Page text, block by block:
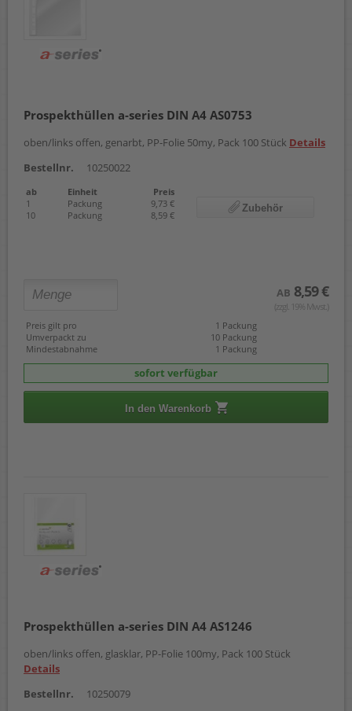
Prospekthüllen a-series DIN A4 AS0753
oben/links offen, genarbt, PP-Folie 50my, Pack 100 Stück Details
Bestellnr.
10250022
ab Einheit
Preis
1
Packung
9,73 €
10
Packung 8,59 €
Zubehör
AB 8,59 €
(zzgl. 19% Mwst.)
Preis gilt pro
1 Packung
Umverpackt zu
10 Packung
Mindestabnahme
1 Packung
sofort verfügbar
In den Warenkorb
Prospekthüllen a-series DIN A4 AS1246
oben/links offen, glasklar, PP-Folie 100my, Pack 100 Stück
Details
Bestellnr.
10250079